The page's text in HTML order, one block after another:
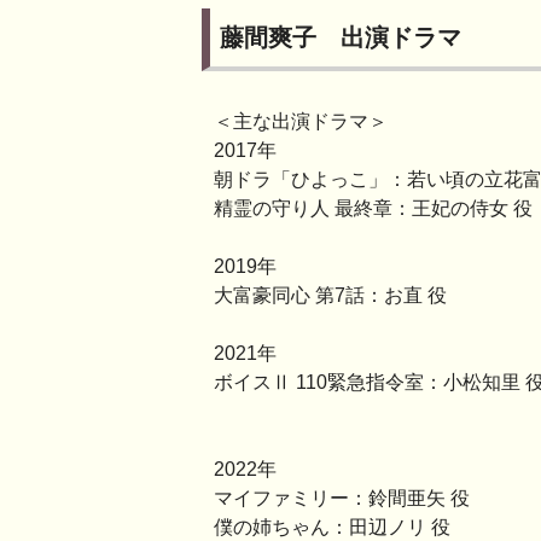
藤間爽子 出演ドラマ
＜主な出演ドラマ＞
2017年
朝ドラ「ひよっこ」：若い頃の立花
精霊の守り人 最終章：王妃の侍女 役
2019年
大富豪同心 第7話：お直 役
2021年
ボイスⅡ 110緊急指令室：小松知里
2022年
マイファミリー：鈴間亜矢 役
僕の姉ちゃん：田辺ノリ 役